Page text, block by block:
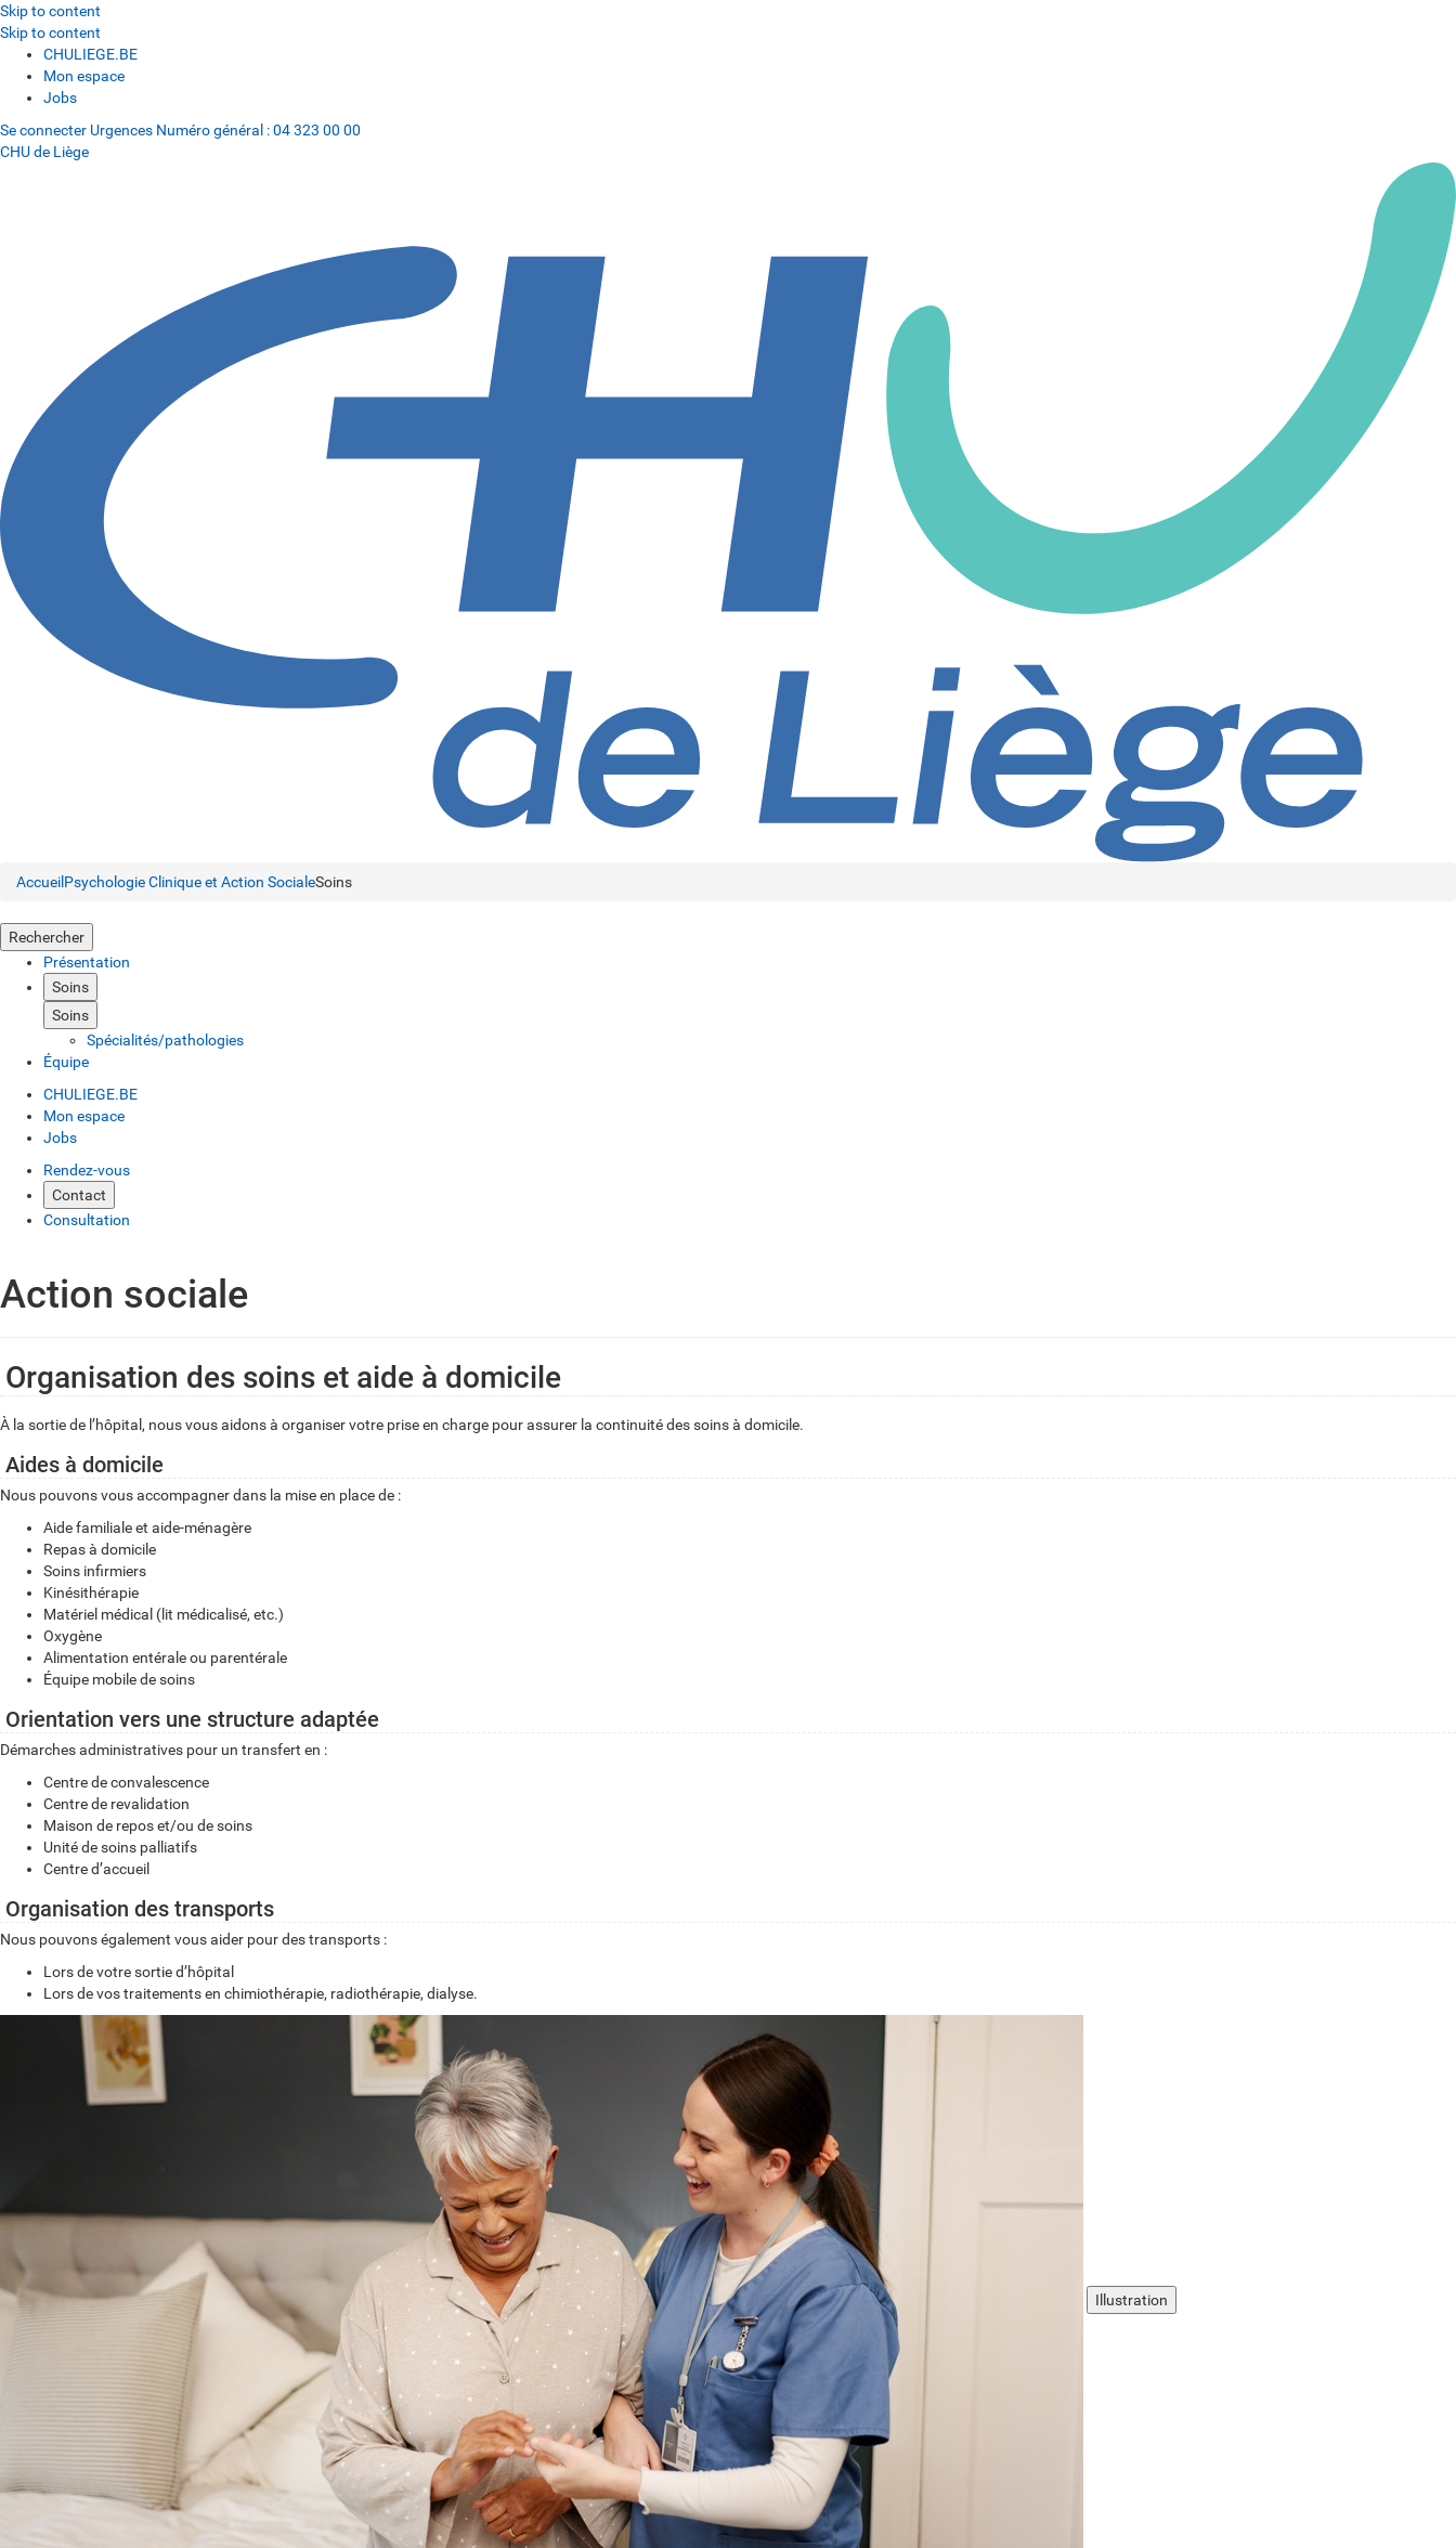
Skip to content
Skip to content
CHULIEGE.BE
Mon espace
Jobs
Se connecter Urgences Numéro général :04 323 00 00
CHU de Liège
Accueil Psychologie Clinique et Action SocialeSoins
Rechercher
Présentation
Soins
Soins
Spécialités/pathologies
Équipe
CHULIEGE.BE
Mon espace
Jobs
Rendez-vous
Contact
Consultation
Action sociale
Organisation des soins et aide à domicile
À la sortie de l’hôpital, nous vous aidons à organiser votre prise en charge pour assurer la continuité des soins à domicile.
Aides à domicile
Nous pouvons vous accompagner dans la mise en place de :
Aide familiale et aide-ménagère
Repas à domicile
Soins infirmiers
Kinésithérapie
Matériel médical (lit médicalisé, etc.)
Oxygène
Alimentation entérale ou parentérale
Équipe mobile de soins
Orientation vers une structure adaptée
Démarches administratives pour un transfert en :
Centre de convalescence
Centre de revalidation
Maison de repos et/ou de soins
Unité de soins palliatifs
Centre d’accueil
Organisation des transports
Nous pouvons également vous aider pour des transports :
Lors de votre sortie d’hôpital
Lors de vos traitements en chimiothérapie, radiothérapie, dialyse.
Illustration